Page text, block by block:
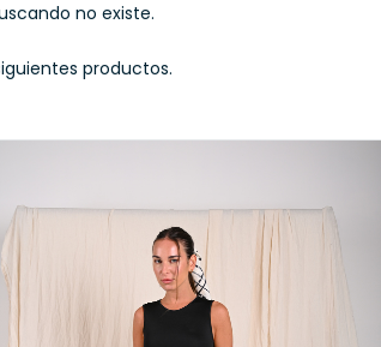
no existe.
productos.